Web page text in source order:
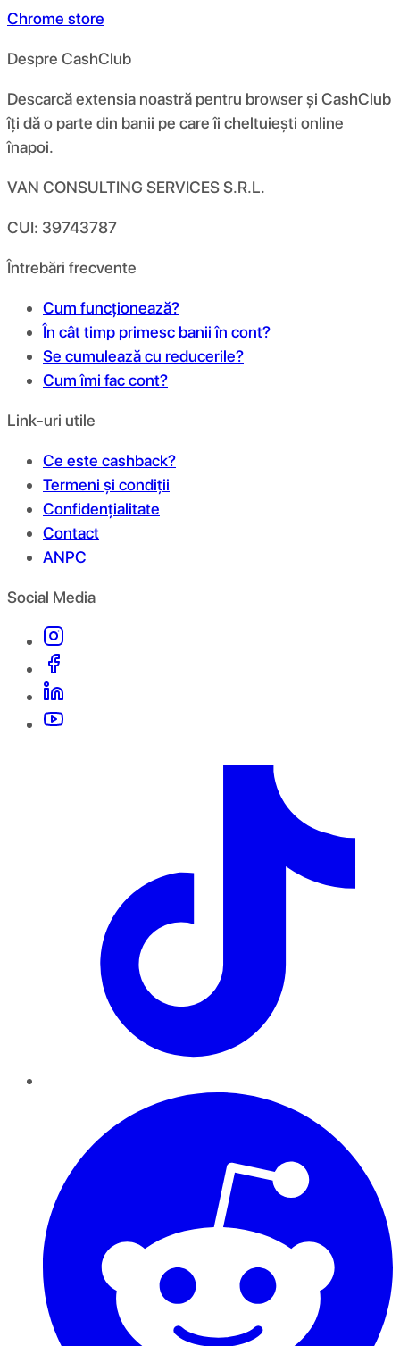
Chrome store
Despre CashClub
Descarcă extensia noastră pentru browser și CashClub
îți dă o parte din banii pe care îi cheltuiești online
înapoi.
VAN CONSULTING SERVICES S.R.L.
CUI: 39743787
Întrebări frecvente
Cum funcționează?
În cât timp primesc banii în cont?
Se cumulează cu reducerile?
Cum îmi fac cont?
Link-uri utile
Ce este cashback?
Termeni și condiții
Confidențialitate
Contact
ANPC
Social Media